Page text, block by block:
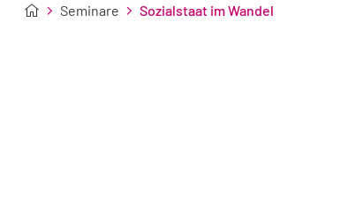
Seminare Sozialstaat im Wandel